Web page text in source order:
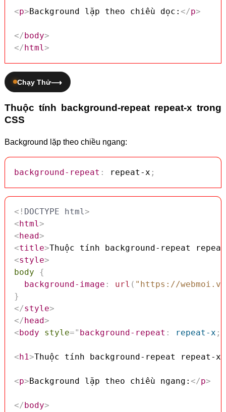
<p>Background lặp theo chiều dọc: </p>
</body>
</html>
Chạy Thử
Thuộc tính background-repeat repeat-x trong
CSS
Background lặp theo chiều ngang:
background-repeat : repeat-x ;
<! DOCTYPE html>
< html>
< head>
<title>Thuộc tính background-repeat
<style>
body
{
background-image : url ( "https://
}
</style>
</ head>
< body style=" background-repeat : repeat-x ;
< h1>Thuộc tính background-repeat repeat-x
<p>Background lặp theo chiều ngang: </p>
</ body>